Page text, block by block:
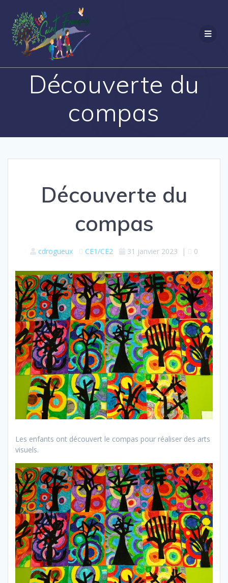
Découverte du
compas
Découverte du
compas
cdrogueux CE1/CE2 31 janvier 2023 | 0
Les enfants ont découvert le compas pour réaliser des arts
visuels.